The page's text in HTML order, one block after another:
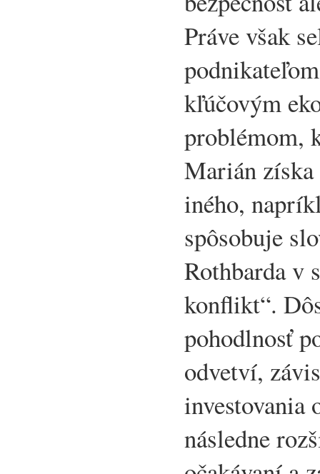
Práve však
kľúčovým
problémom,
Marián získa
iného,
spôsobuje
Rothbarda v
konflikt“.
pohodlnosť
odvetví,
investovania
následne